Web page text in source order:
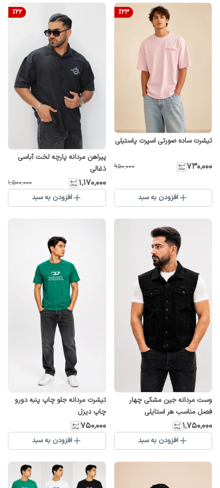
%23
تیشرت ساده صورتی اسپرت پاستیلی
۷۳۰٬۰۰۰ ۹۵۰٬۰۰۰
افزودن به سبد
%22
پیراهن مردانه پارچه لخت آباسی
ذغالی
۱٬۱۷۰٬۰۰۰ ۱٬۵۰۰٬۰۰۰
افزودن به سبد
وست مردانه جین مشکی چهار
فصل مناسب هر استایلی
۱٬۷۵۰٬۰۰۰
افزودن به سبد
تیشرت مردانه جلو چاپ پنبه دورو
چاپ دیزل
۷۵۰٬۰۰۰
افزودن به سبد